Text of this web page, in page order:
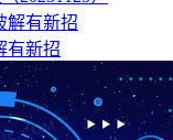
有新招